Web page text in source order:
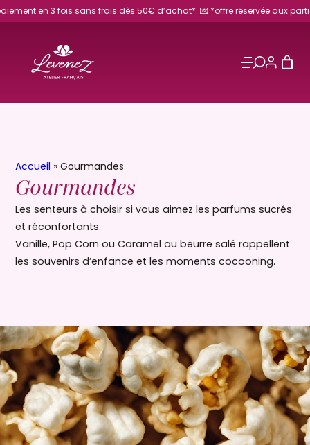
Aller
au
sans frais dès 50€ d’achat*. 💌 *offre réservée aux particuliers.
Accueil »Gourmandes
Gourmandes
Les senteurs à choisir si vous aimez les parfums sucrés
et réconfortants.
Vanille, Pop Corn ou Caramel au beurre salé rappellent
les souvenirs d’enfance et les moments cocooning.